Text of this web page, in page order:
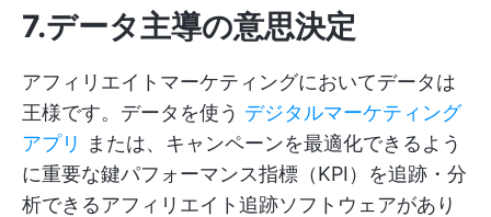
7.データ主導の意思決定
アフィリエイトマーケティングにおいてデータは
王様です。データを使う デジタルマーケティング
アプリ
または、キャンペーンを最適化できるよう
に重要な鍵パフォーマンス指標（KPI）を追跡・分
析できるアフィリエイト追跡ソフトウェアがあり